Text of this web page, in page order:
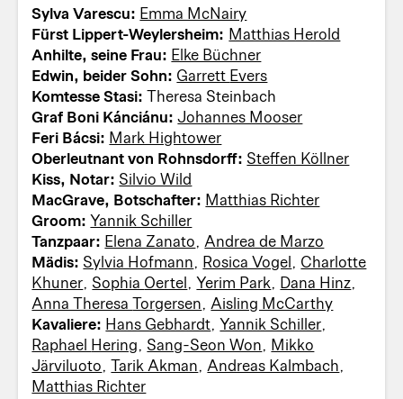
Sylva Varescu: Emma McNairy
Fürst Lippert-Weylersheim: Matthias Herold
Anhilte, seine Frau: Elke Büchner
Edwin, beider Sohn:
Garrett Evers
Komtesse Stasi:Theresa Steinbach
Graf Boni Kánciánu:Johannes Mooser
Feri Bácsi: Mark Hightower
Oberleutnant von Rohnsdorff: Steffen Köllner
Kiss, Notar: Silvio Wild
MacGrave, Botschafter: Matthias Richter
Groom:Yannik Schiller
Tanzpaar: Elena Zanato,Andrea de Marzo
Mädis: Sylvia Hofmann, Rosica Vogel, Charlotte
Khuner, Sophia Oertel,Yerim Park, Dana Hinz,
Anna Theresa Torgersen,Aisling McCarthy
Kavaliere: Hans Gebhardt,Yannik Schiller,
Raphael Hering, Sang-Seon Won, Mikko
Järviluoto,Tarik Akman,Andreas Kalmbach,
Matthias Richter